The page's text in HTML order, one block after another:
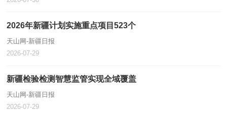
2026年新疆计划实施重点项目523个
天山网-新疆日报
2026-07-29
新疆检验检测智慧监管实现全域覆盖
天山网-新疆日报
2026-07-29